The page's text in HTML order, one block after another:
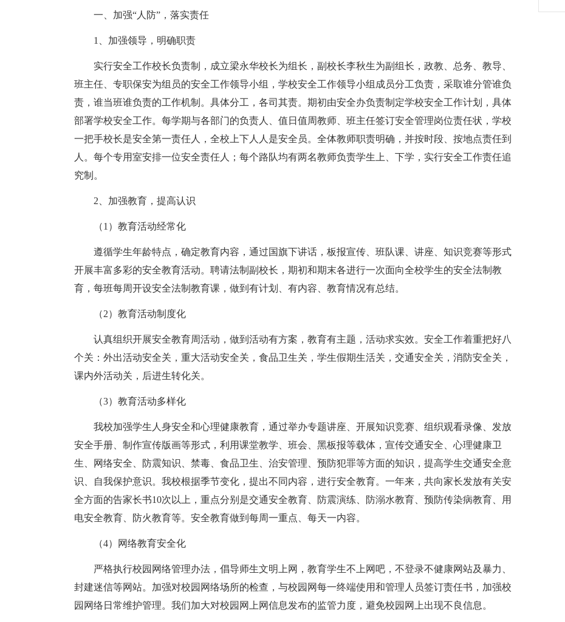
一、加强“人防”，落实责任
1、加强领导，明确职责
实行安全工作校长负责制，成立梁永华校长为组长，副校长李秋生为副组长，政教、总务、教导、
班主任、专职保安为组员的安全工作领导小组，学校安全工作领导小组成员分工负责，采取谁分管谁负
责，谁当班谁负责的工作机制。具体分工，各司其责。期初由安全办负责制定学校安全工作计划，具体
部署学校安全工作。每学期与各部门的负责人、值日值周教师、班主任签订安全管理岗位责任状，学校
一把手校长是安全第一责任人，全校上下人人是安全员。全体教师职责明确，并按时段、按地点责任到
人。每个专用室安排一位安全责任人；每个路队均有两名教师负责学生上、下学，实行安全工作责任追
究制。
2、加强教育，提高认识
（1）教育活动经常化
遵循学生年龄特点，确定教育内容，通过国旗下讲话，板报宣传、班队课、讲座、知识竞赛等形式
开展丰富多彩的安全教育活动。聘请法制副校长，期初和期末各进行一次面向全校学生的安全法制教
育，每班每周开设安全法制教育课，做到有计划、有内容、教育情况有总结。
（2）教育活动制度化
认真组织开展安全教育周活动，做到活动有方案，教育有主题，活动求实效。安全工作着重把好八
个关：外出活动安全关，重大活动安全关，食品卫生关，学生假期生活关，交通安全关，消防安全关，
课内外活动关，后进生转化关。
（3）教育活动多样化
我校加强学生人身安全和心理健康教育，通过举办专题讲座、开展知识竞赛、组织观看录像、发放
安全手册、制作宣传版画等形式，利用课堂教学、班会、黑板报等载体，宣传交通安全、心理健康卫
生、网络安全、防震知识、禁毒、食品卫生、治安管理、预防犯罪等方面的知识，提高学生交通安全意
识、自我保护意识。我校根据季节变化，提出不同内容，进行安全教育。一年来，共向家长发放有关安
全方面的告家长书10次以上，重点分别是交通安全教育、防震演练、防溺水教育、预防传染病教育、用
电安全教育、防火教育等。安全教育做到每周一重点、每天一内容。
（4）网络教育安全化
严格执行校园网络管理办法，倡导师生文明上网，教育学生不上网吧，不登录不健康网站及暴力、
封建迷信等网站。加强对校园网络场所的检查，与校园网每一终端使用和管理人员签订责任书，加强校
园网络日常维护管理。我们加大对校园网上网信息发布的监管力度，避免校园网上出现不良信息。